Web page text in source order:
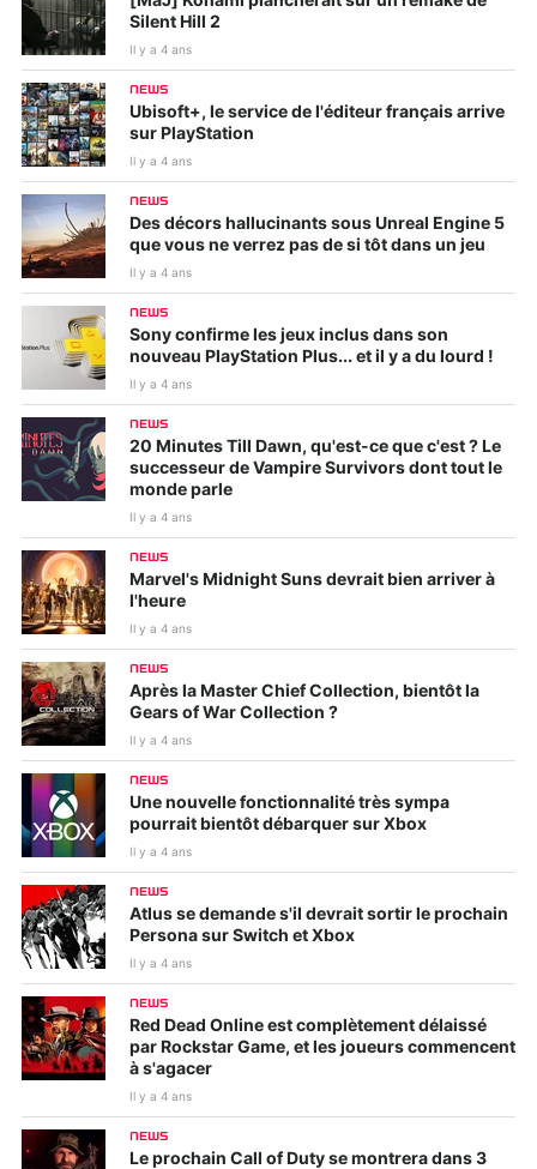
Silent Hill 2
Il y a 4 ans
NEWS
Ubisoft+, le service de l'éditeur français arrive
sur PlayStation
Il y a 4 ans
NEWS
Des décors hallucinants sous Unreal Engine 5
que vous ne verrez pas de si tôt dans un jeu
Il y a 4 ans
NEWS
Sony confirme les jeux inclus dans son
nouveau PlayStation Plus... et il y a du lourd !
Il y a 4 ans
NEWS
20 Minutes Till Dawn, qu'est-ce que c'est ? Le
successeur de Vampire Survivors dont tout le
monde parle
Il y a 4 ans
NEWS
Marvel's Midnight Suns devrait bien arriver à
l'heure
Il y a 4 ans
NEWS
Après la Master Chief Collection, bientôt la
Gears of War Collection ?
Il y a 4 ans
NEWS
Une nouvelle fonctionnalité très sympa
pourrait bientôt débarquer sur Xbox
Il y a 4 ans
NEWS
Atlus se demande s'il devrait sortir le prochain
Persona sur Switch et Xbox
Il y a 4 ans
NEWS
Red Dead Online est complètement délaissé
par Rockstar Game, et les joueurs commencent
à s'agacer
Il y a 4 ans
NEWS
Le prochain Call of Duty se montrera dans 3